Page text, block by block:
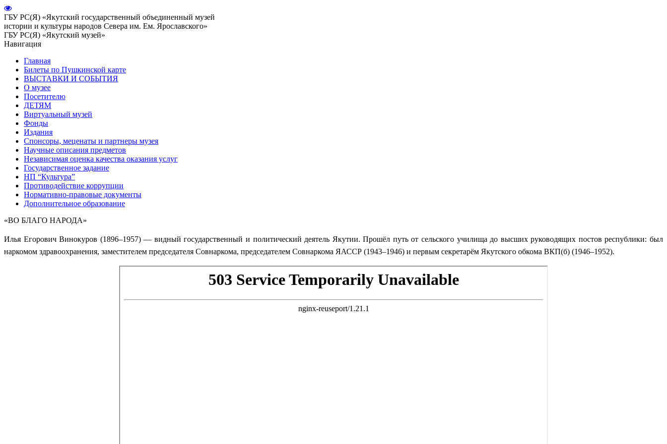
ГБУ РС(Я) «Якутский государственный объединенный музей
истории и культуры народов Севера им. Ем. Ярославского»
ГБУ РС(Я) «Якутский музей»
Навигация
Главная
Билеты по Пушкинской карте
ВЫСТАВКИ И СОБЫТИЯ
О музее
Посетителю
ДЕТЯМ
Виртуальный музей
Фонды
Издания
Спонсоры, меценаты и партнеры музея
Научные описания предметов
Независимая оценка качества оказания услуг
Государственное задание
НП “Культура”
Противодействие коррупции
Нормативно-правовые документы
Дополнительное образование
«ВО БЛАГО НАРОДА»
Илья Егорович Винокуров (1896–1957) — видный государственный и политический деятель Якутии. Прошёл путь от сельского училища до высших руководящих постов республики: был
наркомом здравоохранения, заместителем председателя Совнаркома, председателем Совнаркома ЯАССР (1943–1946) и первым секретарём Якутского обкома ВКП(б) (1946–1952).